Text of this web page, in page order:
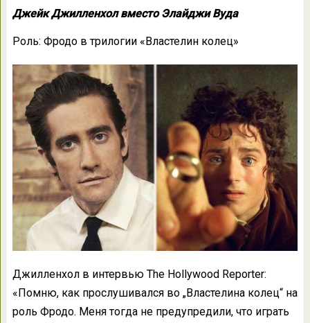
Джейк Джилленхол вместо Элайджи Вуда
Роль: Фродо в трилогии «Властелин колец»
Джилленхол в интервью The Hollywood Reporter:
«Помню, как прослушивался во „Властелина колец“ на
роль Фродо. Меня тогда не предупредили, что играть